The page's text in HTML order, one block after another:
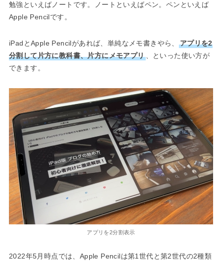
勉強といえばノートです。ノートといえばペン。ペンといえば
Apple Pencilです。
iPadとApple Pencilがあれば、単純なメモ書きやら、
アプリを2
分割して片方に教科書、片方にメモアプリ、といった使い方が
できます。
アプリを2分割表示
2022年5月時点では、Apple Pencilは第1世代と第2世代の2種類